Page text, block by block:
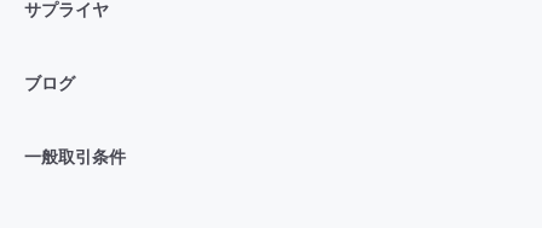
サプライヤ
ブログ
一般取引条件